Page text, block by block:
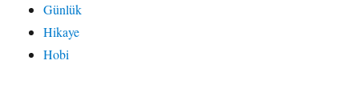
Günlük
Hikaye
Hobi